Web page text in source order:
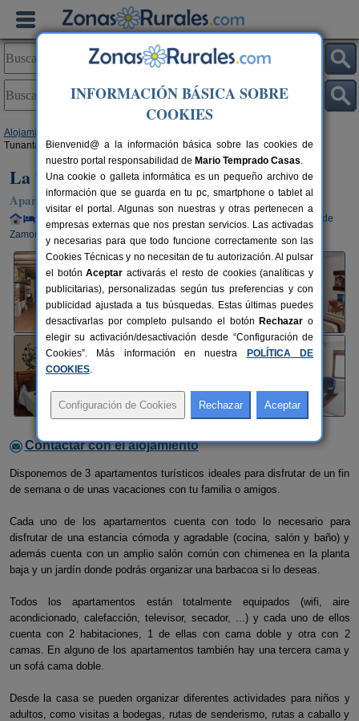
Alojamientos
Tunanta
La Tía Tunanta
Apartamentos Rurales en Vadillo de la Guareña (Zamora)
Alquiler completo y por habitaciones 2-12+2 plazas
54 km de
Zamora
Contactar con el alojamiento
Disponemos de 3 apartamentos turísticos ideales para disfrutar de un fin
de semana o de unas vacaciones con tu familia o amigos.
Cada uno de los apartamentos cuenta con todo lo necesario para
disfrutar de una estancia cómoda y agradable (cocina, salón y baño) y
además cuenta con un amplio salón común con chimenea en la planta
baja y un jardín donde podrás organizar una barbacoa si lo deseas.
Todos los apartamentos están totalmente equipados (wifi, aire
acondicionado, calefacción, televisor, secador, ...) y cada uno de ellos
cuenta con 2 habitaciones, 1 de ellas con cama doble y otra con 2
camas. En alguno de los apartamentos también hay una tercera cama y
un sofá cama doble.
Desde la casa se pueden organizar diferentes actividades para niños y
adultos, como visitas a bodegas, rutas de senderismo, rutas a caballo y
INFORMACIÓN BÁSICA SOBRE
COOKIES
Bienvenid@ a la información básica sobre las cookies de
nuestro portal responsabilidad de Mario Temprado Casas.
Una cookie o galleta informática es un pequeño archivo de
información que se guarda en tu pc, smartphone o tablet al
visitar el portal. Algunas son nuestras y otras pertenecen a
empresas externas que nos prestan servicios. Las activadas
y necesarias para que todo funcione correctamente son las
Cookies Técnicas y no necesitan de tu autorización. Al pulsar
el botónAceptar activarás el resto de cookies (analíticas y
publicitarias), personalizadas según tus preferencias y con
publicidad ajustada a tus búsquedas. Estas últimas puedes
desactivarlas por completo pulsando el botón Rechazar o
elegir su activación/desactivación desde “Configuración de
Cookies”. Más información en nuestra
POLÍTICA DE
COOKIES.